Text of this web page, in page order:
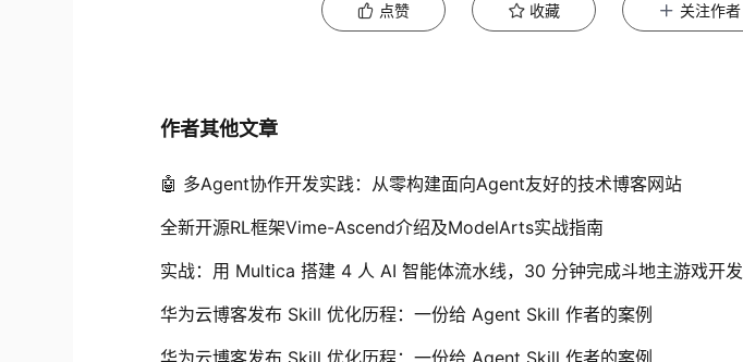
点赞 收藏 关注作者
作者其他文章
🤖 多Agent协作开发实践：从零构建面向Agent友好的技术博客网站
全新开源RL框架Vime-Ascend介绍及ModelArts实战指南
实战：用 Multica 搭建 4 人 AI 智能体流水线，30 分钟完成斗地主游戏开发
华为云博客发布 Skill 优化历程：一份给 Agent Skill 作者的案例
华为云博客发布 Skill 优化历程：一份给 Agent Skill 作者的案例